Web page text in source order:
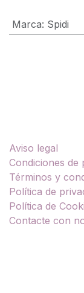
Marca: Spidi
Aviso legal
Condiciones de
Términos y
Política de
Política de
Contacte con